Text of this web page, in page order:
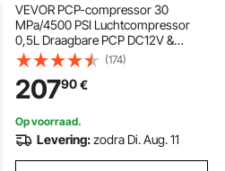
VEVOR PCP-compressor 30
MPa/4500 PSI Luchtcompressor
0,5L Draagbare PCP DC12V &
AC120V Compressor 25 min.
bedrijfscyclus Luchtpomp 600W
Hoogvermogenomvormer
Hogedrukpomp Luchtgeweer
(174)
20790€
Op voorraad.
Levering:zodra Di. Aug. 11